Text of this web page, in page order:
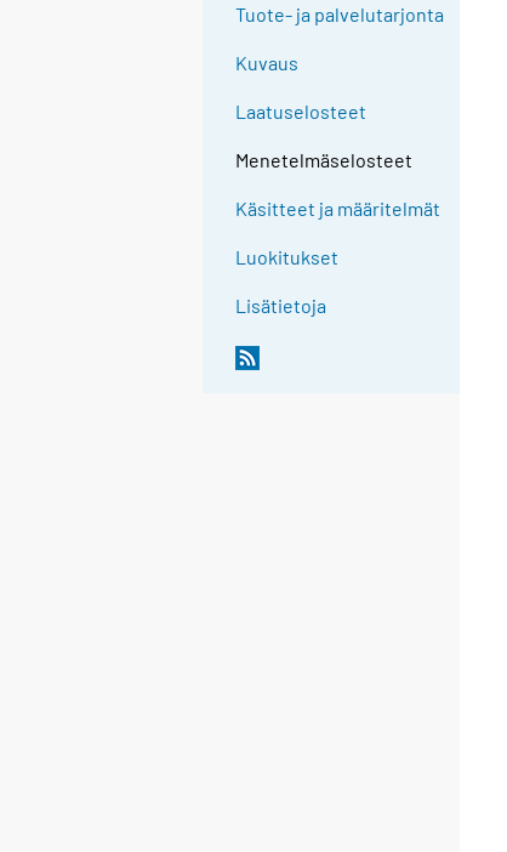
Tuote- ja palvelutarjonta
Kuvaus
Laatuselosteet
Menetelmäselosteet
Käsitteet ja määritelmät
Luokitukset
Lisätietoja